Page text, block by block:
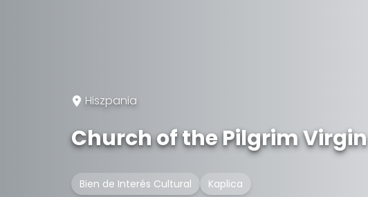
Hiszpania
Church of the Pilgrim Virgin
Bien de Interés Cultural Kaplica